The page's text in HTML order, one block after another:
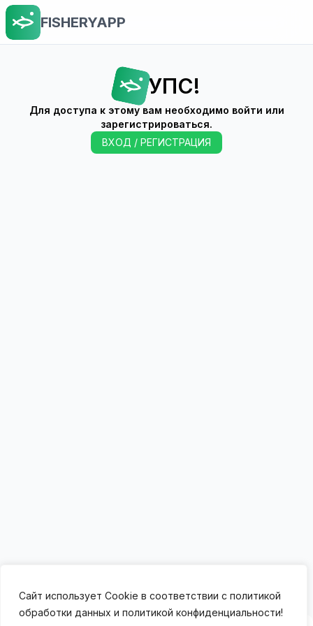
Сайт использует Cookie в соответствии с политикой
обработки данных и политикой конфиденциальности!
FISHERYAPP
УПС!
Для доступа к этому вам необходимо войти или
зарегистрироваться.
ВХОД / РЕГИСТРАЦИЯ